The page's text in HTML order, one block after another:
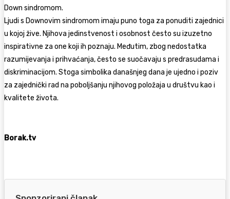
Down sindromom.
Ljudi s Downovim sindromom imaju puno toga za ponuditi zajednici
u kojoj žive. Njihova jedinstvenost i osobnost često su izuzetno
inspirativne za one koji ih poznaju. Međutim, zbog nedostatka
razumijevanja i prihvaćanja, često se suočavaju s predrasudama i
diskriminacijom. Stoga simbolika današnjeg dana je ujedno i poziv
za zajednički rad na poboljšanju njihovog položaja u društvu kao i
kvalitete života.
Borak.tv